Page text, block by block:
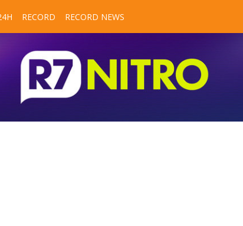
RECORD RECORD NEWS